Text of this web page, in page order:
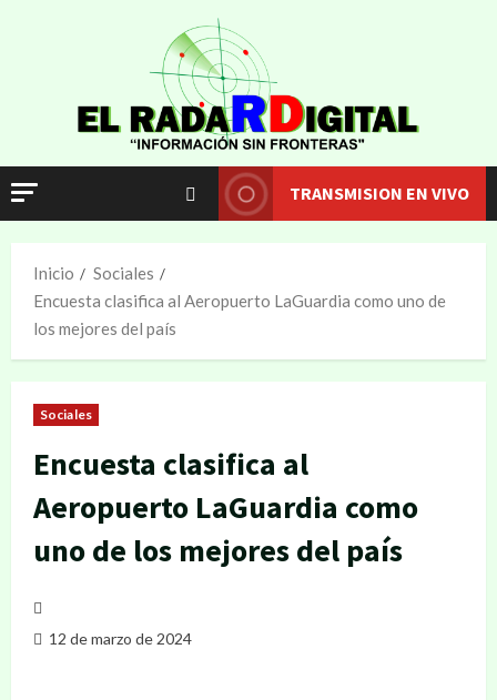
TRANSMISION EN VIVO
Inicio
Sociales
Encuesta clasifica al Aeropuerto LaGuardia como uno de
los mejores del país
Sociales
Encuesta clasifica al
Aeropuerto LaGuardia como
uno de los mejores del país
12 de marzo de 2024